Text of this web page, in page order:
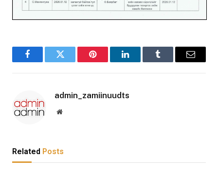
FacebookTwitter Pinterest LinkedInTumblr Email
admin_zamiinuudts
Website
Related Posts